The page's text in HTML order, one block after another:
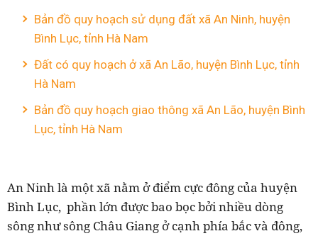
Bản đồ quy hoạch sử dụng đất xã An Ninh, huyện
Bình Lục, tỉnh Hà Nam
Đất có quy hoạch ở xã An Lão, huyện Bình Lục, tỉnh
Hà Nam
Bản đồ quy hoạch giao thông xã An Lão, huyện Bình
Lục, tỉnh Hà Nam
An Ninh là một xã nằm ở điểm cực đông của huyện
Bình Lục, phần lớn được bao bọc bởi nhiều dòng
sông như sông Châu Giang ở cạnh phía bắc và đông,